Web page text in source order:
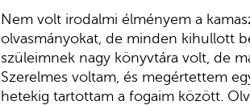
Nem volt irodalmi élményem a
olvasmányokat, de minden kihullott
szüleimnek nagy könyvtára volt, de
Szerelmes voltam, és megértettem
hetekig tartottam a fogaim között.